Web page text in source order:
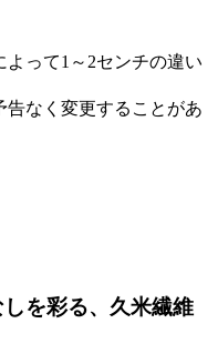
って1～2センチの違い
なく変更することがあ
を彩る、久米繊維